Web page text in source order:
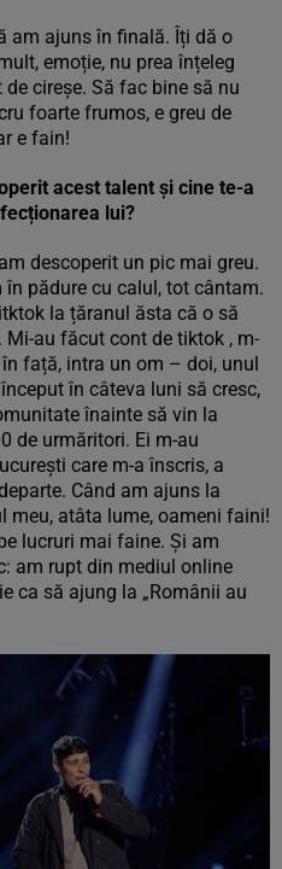
am ajuns în finală. Îți dă o
emoție, nu prea înțeleg
cireșe. Să fac bine să nu
foarte frumos, e greu de
e fain!
acest talent și cine te-a
lui?
descoperit un pic mai greu.
pădure cu calul, tot cântam.
la țăranul ăsta că o să
Mi-au făcut cont de tiktok , m-
față, intra un om – doi, unul
în câteva luni să cresc,
înainte să vin la
de urmăritori. Ei m-au
care m-a înscris, a
Când am ajuns la
meu, atâta lume, oameni faini!
lucruri mai faine. Și am
am rupt din mediul online
ca să ajung la „Românii au